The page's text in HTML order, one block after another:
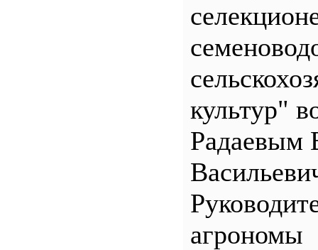
культур"
Радаевым
агрономы